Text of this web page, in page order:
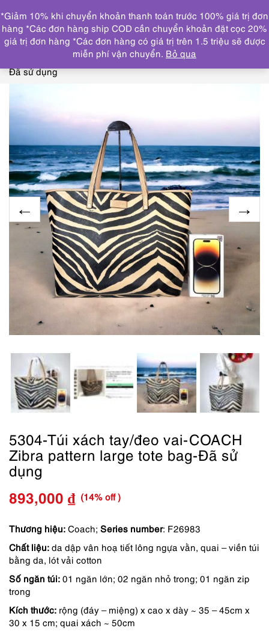
DANH MỤC
Trang chủ THƯƠNG HIỆU NỔI BẬT COACH
5304-
Túi xách tay/đeo vai-COACH Zibra pattern large tote bag-
Đã sử dụng
5304-Túi xách tay/đeo vai-COACH
Zibra pattern large tote bag-Đã sử
dụng
Giá
gốc
là:
893,000 ₫
Giá
hiện
tại
(14% off )
Thương hiệu: Coach; Series number: F26983
Chất liệu: da dập vân hoạ tiết lông ngựa vằn, quai – viền túi
bằng da, lót vải cotton
Số ngăn túi: 01 ngăn lớn; 02 ngăn nhỏ trong; 01 ngăn zip
trong
Kích thước: rộng (đáy – miệng) x cao x dày ~ 35 – 45cm x
30 x 15 cm; quai xách ~ 50cm
*Giảm 10% khi chuyển khoản thanh toán trước 100% giá trị đơn
hàng *Các đơn hàng ship COD cần chuyển khoản đặt cọc 20%
giá trị đơn hàng *Các đơn hàng có giá trị trên 1.5 triệu sẽ được
miễn phí vận chuyển. Bỏ qua